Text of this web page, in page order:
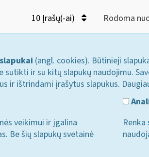
10 Įrašų(-ai) Rodoma
(angl. cookies). Būtinieji
sutikti ir su kitų slapukų naudojimu.
ir ištrindami įrašytus slapukus.
veikimui ir įgalina
Be šių slapukų svetainė